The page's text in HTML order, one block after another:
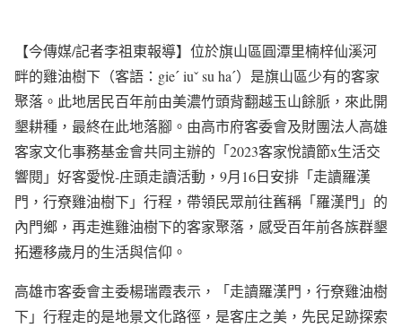
【今傳媒/記者李祖東報導】位於旗山區圓潭里楠梓仙溪河
畔的雞油樹下（客語：gieˊ iuˇ su haˊ）是旗山區少有的客家
聚落。此地居民百年前由美濃竹頭背翻越玉山餘脈，來此開
墾耕種，最終在此地落腳。由高市府客委會及財團法人高雄
客家文化事務基金會共同主辦的「2023客家悅讀節x生活交
響閱」好客愛悅-庄頭走讀活動，9月16日安排「走讀羅漢
門，行尞雞油樹下」行程，帶領民眾前往舊稱「羅漢門」的
內門鄉，再走進雞油樹下的客家聚落，感受百年前各族群墾
拓遷移歲月的生活與信仰。
高雄市客委會主委楊瑞霞表示，「走讀羅漢門，行尞雞油樹
下」行程走的是地景文化路徑，是客庄之美，先民足跡探索